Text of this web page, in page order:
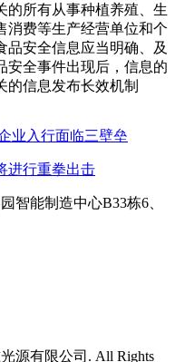
的所有从事种植养殖、生
消费等生产经营单位和个
品安全信息应当明确、及
安全事件出现后，信息的
的信息发布长效机制
业入行面临三壁垒
进行重拳出击
智能制造中心B33栋6、
源有限公司. All Rights